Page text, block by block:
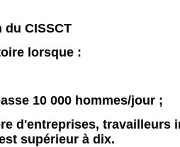
CISSCT
lorsque :
10 000 hommes/jour ;
d'entreprises, travailleurs
supérieur à dix.